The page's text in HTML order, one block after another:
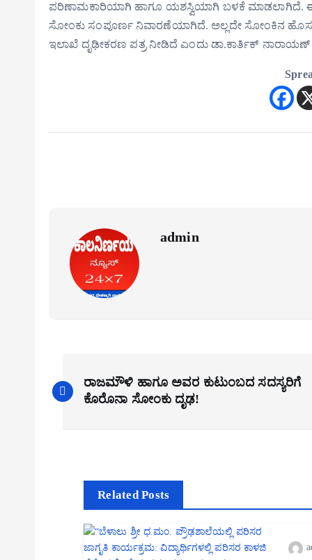
ಪರಿಣಾಮಕಾರಿಯಾಗಿ ಹಾಗೂ ಯಶಸ್ವಿಯಾಗಿ ಬಳಕೆ ಮಾಡಲಾಗಿದೆ.
ಸೋಂಕು ಸಂಪೂರ್ಣ ನಿವಾರಣೆಯಾಗಿದೆ. ಅಲ್ಲದೇ ಸೋಂಕಿನ ಹೊಸ
ಇಲಾಖೆ ದೃಢೀಕರಣ ಪತ್ರ ನೀಡಿದೆ ಎಂದು ಡಾ.ಕಾರ್ತಿಕ್
admin
o
ರಾಜಮೌಳಿ ಹಾಗೂ ಅವರ ಕುಟುಂಬದ ಸದಸ್ಯರಿಗೆ
ಕೊರೊನಾ ಸೋಂಕು ದೃಢ!
Related Posts